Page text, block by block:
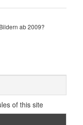
ab 2009?
of this site